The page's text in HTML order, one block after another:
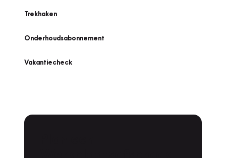
Trekhaken
Onderhoudsabonnement
Vakantiecheck